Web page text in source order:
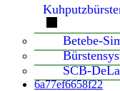
Betebe-
SCB-
6a77ef6658f22